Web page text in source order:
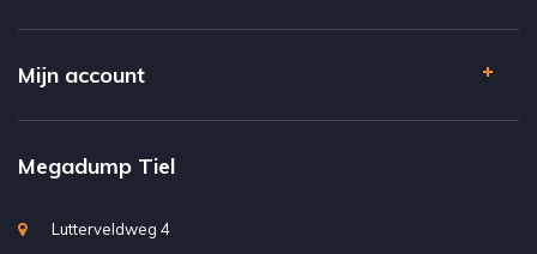
Mijn account
Megadump Tiel
Lutterveldweg 4